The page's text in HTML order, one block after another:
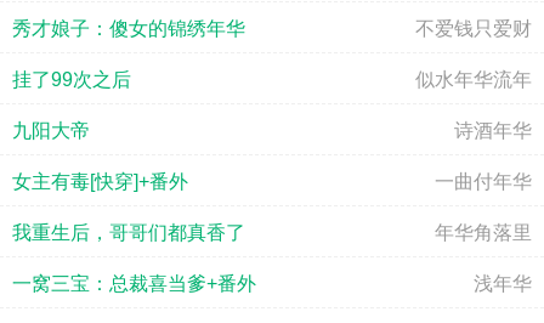
秀才娘子：傻女的锦绣年华 不爱钱只爱财
挂了99次之后 似水年华流年
九阳大帝 诗酒年华
女主有毒[快穿]+番外 一曲付年华
我重生后，哥哥们都真香了 年华角落里
一窝三宝：总裁喜当爹+番外 浅年华